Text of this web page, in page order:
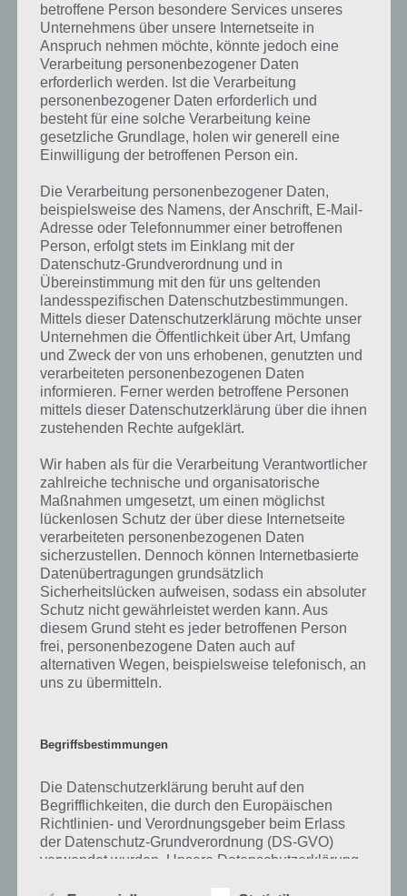
Kurze Begriffserklärung zur Lösung Öl
Öl ist die Lösung für das tägliche Bonus Rätsel am 1.9.2022 in 4 Bilder
dazu zu wissen? Passt das Wort auch zu Die Welt der Kunst? Zu
bestimmten Lösungen präsentieren wir daher auch immer eine
kurze Begriffserklärung!
Zu Öl haben wir zunächst keine weiteren Informationen parat!
Auf WhatsApp teilen Teilen auf Facebook
Tweet auf Twitter
betroffene Person besondere Services unseres
Unternehmens über unsere Internetseite in
Anspruch nehmen möchte, könnte jedoch eine
Verarbeitung personenbezogener Daten
erforderlich werden. Ist die Verarbeitung
personenbezogener Daten erforderlich und
besteht für eine solche Verarbeitung keine
gesetzliche Grundlage, holen wir generell eine
Einwilligung der betroffenen Person ein.
Die Verarbeitung personenbezogener Daten,
beispielsweise des Namens, der Anschrift, E-Mail-
Adresse oder Telefonnummer einer betroffenen
Person, erfolgt stets im Einklang mit der
Datenschutz-Grundverordnung und in
Übereinstimmung mit den für uns geltenden
landesspezifischen Datenschutzbestimmungen.
Mittels dieser Datenschutzerklärung möchte unser
Unternehmen die Öffentlichkeit über Art, Umfang
und Zweck der von uns erhobenen, genutzten und
verarbeiteten personenbezogenen Daten
informieren. Ferner werden betroffene Personen
mittels dieser Datenschutzerklärung über die ihnen
zustehenden Rechte aufgeklärt.
Wir haben als für die Verarbeitung Verantwortlicher
zahlreiche technische und organisatorische
Maßnahmen umgesetzt, um einen möglichst
lückenlosen Schutz der über diese Internetseite
verarbeiteten personenbezogenen Daten
sicherzustellen. Dennoch können Internetbasierte
Datenübertragungen grundsätzlich
Sicherheitslücken aufweisen, sodass ein absoluter
Schutz nicht gewährleistet werden kann. Aus
diesem Grund steht es jeder betroffenen Person
frei, personenbezogene Daten auch auf
alternativen Wegen, beispielsweise telefonisch, an
uns zu übermitteln.
Begriffsbestimmungen
Die Datenschutzerklärung beruht auf den
Begrifflichkeiten, die durch den Europäischen
Richtlinien- und Verordnungsgeber beim Erlass
der Datenschutz-Grundverordnung (DS-GVO)
verwendet wurden. Unsere Datenschutzerklärung